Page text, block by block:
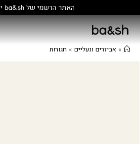
» אביזרים ונעליים » חגורות